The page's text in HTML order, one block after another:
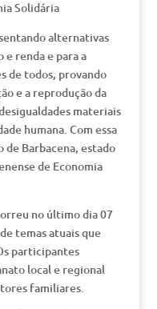
Solidária
alternativas
e renda e para a
de todos, provando
e a reprodução da
materiais
humana. Com essa
Barbacena, estado
de Economia
no último dia 07
temas atuais que
participantes
local e regional
familiares.